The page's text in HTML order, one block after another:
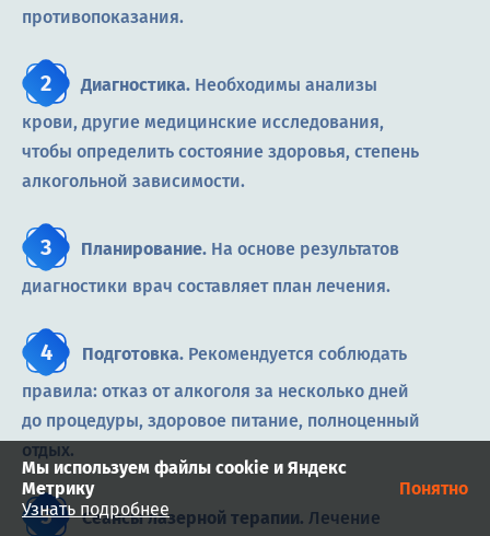
противопоказания.
Диагностика. Необходимы анализы
крови, другие медицинские исследования,
чтобы определить состояние здоровья, степень
алкогольной зависимости.
Планирование. На основе результатов
диагностики врач составляет план лечения.
Подготовка. Рекомендуется соблюдать
правила: отказ от алкоголя за несколько дней
до процедуры, здоровое питание, полноценный
отдых.
Сеансы лазерной терапии. Лечение
Мы используем файлы cookie и Яндекс
Метрику
Узнать подробнее
Понятно